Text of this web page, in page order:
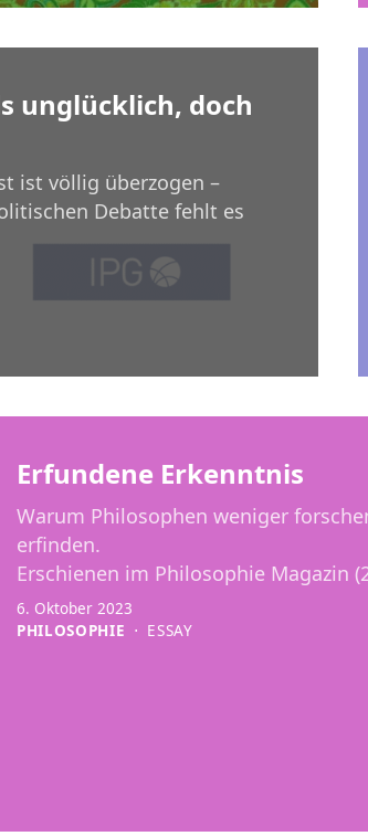
unglücklich, doch
ist völlig überzogen –
Debatte fehlt es
Erfundene Erkenntnis
Warum Philosophen weniger
erfinden.
Erschienen im Philosophie Magazin
6. Oktober 2023
PHILOSOPHIE ⋅ ESSAY